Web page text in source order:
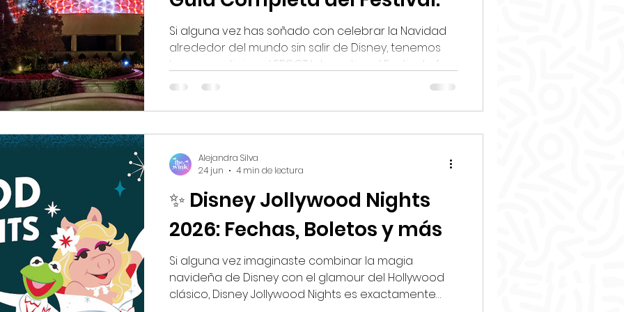
Si alguna vez has soñado con celebrar la Navidad
alrededor del mundo sin salir de Disney, tenemos
buenas noticias: el EPCOT International Festival of
the Holidays ya tiene fechas oficiales para 2026. ✨
EPCOT se transforma en una celebración
internacional donde cada pabellón comparte sus
navideñas. 📅 Fechas del Festival 🎄 EPCOT
International Festival of the Holidays 2026 📍 EPCOT –
W
✨ Disney Jollywood Nights
2026: Fechas, Boletos y más
Si alguna vez imaginaste combinar la magia
navideña de Disney con el glamour del Hollywood
clásico, Disney Jollywood Nights es exactamente
Alejandra Silva
24 jun
4 min de lectura